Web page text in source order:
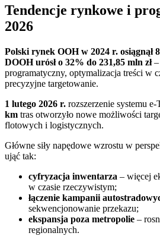
Tendencje rynkowe i
2026
Polski rynek OOH w 2024 r. osiągnął
DOOH urósł o 32% do 231,85 mln zł–
programatyczny, optymalizacja treści w
precyzyjne targetowanie.
1 lutego 2026 r. rozszerzenie systemu
km tras otworzyło nowe możliwości
flotowych i logistycznych.
Główne siły napędowe wzrostu w
ująć tak:
cyfryzacja inwentarza – więcej
w czasie rzeczywistym;
łączenie kampanii
sekwencjonowanie przekazu;
ekspansja poza metropolie –
regionalnych.